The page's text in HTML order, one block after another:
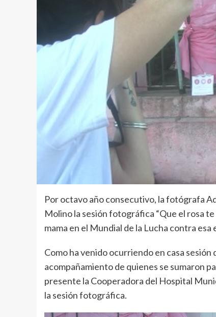
Por octavo año consecutivo, la fotógrafa
Molino la sesión fotográfica “Que el rosa
mama en el Mundial de la Lucha contra esa
Como ha venido ocurriendo en casa
acompañamiento de quienes se sumaron
presente la Cooperadora del Hospital
la sesión fotográfica.